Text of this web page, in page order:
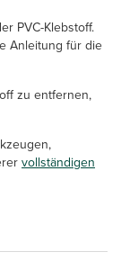
PVC-Klebstoff.
Anleitung für die
zu entfernen,
vollständigen